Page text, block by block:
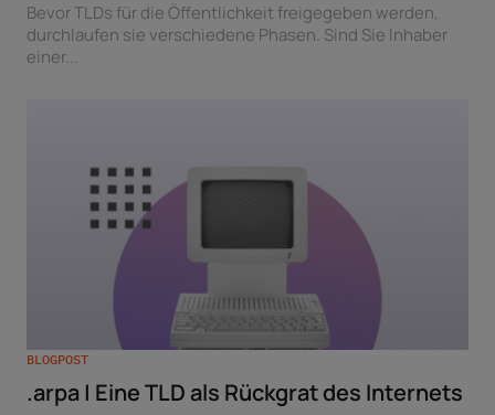
Bevor TLDs für die Öffentlichkeit freigegeben werden,
durchlaufen sie verschiedene Phasen. Sind Sie Inhaber
einer...
BLOGPOST
.arpa | Eine TLD als Rückgrat des Internets